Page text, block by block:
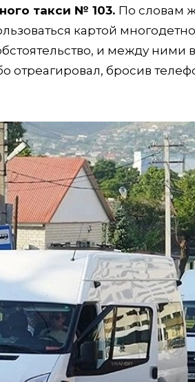
такси № 103. По словам
картой
и между ними
отреагировал, бросив